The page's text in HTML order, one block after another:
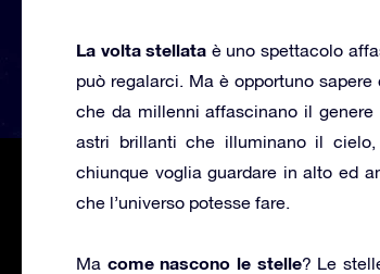
La volta stellata è uno spettacolo
può regalarci. Ma è opportuno
che da millenni affascinano il
astri brillanti che illuminano il
chiunque voglia guardare in alto ed
che l’universo potesse fare.
Ma come nascono le stelle? Le